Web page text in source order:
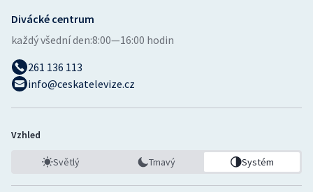
Divácké centrum
každý všední den:8:00—16:00 hodin
261 136 113
info@ceskatelevize.cz
Vzhled
Světlý Tmavý Systém